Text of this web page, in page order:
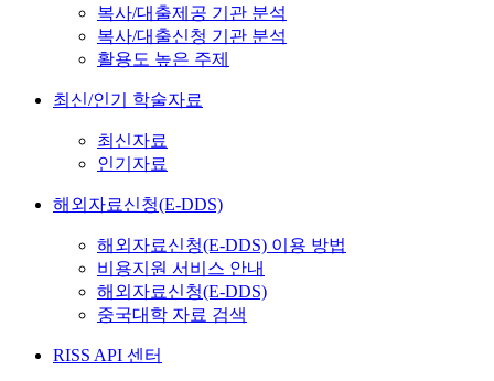
복사/대출제공 기관 분석
복사/대출신청 기관 분석
활용도 높은 주제
최신/인기 학술자료
최신자료
인기자료
해외자료신청(E-DDS)
해외자료신청(E-DDS) 이용 방법
비용지원 서비스 안내
해외자료신청(E-DDS)
중국대학 자료 검색
RISS API 센터